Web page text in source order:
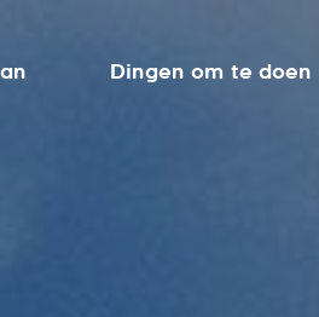
Dingen om te doen